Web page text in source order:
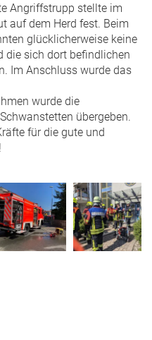
Angriffstrupp stellte im
auf dem Herd fest. Beim
glücklicherweise keine
die sich dort befindlichen
Im Anschluss wurde das
wurde die
übergeben.
für die gute und